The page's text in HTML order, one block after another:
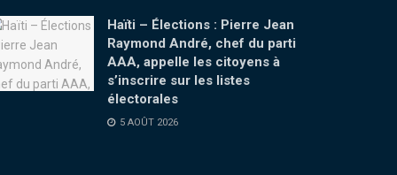
Haïti – Élections : Pierre Jean
Raymond André, chef du parti
AAA, appelle les citoyens à
s’inscrire sur les listes
électorales
5 AOÛT 2026